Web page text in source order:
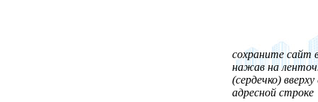
сохраните сайт
нажав на
(сердечко)
адресной строке